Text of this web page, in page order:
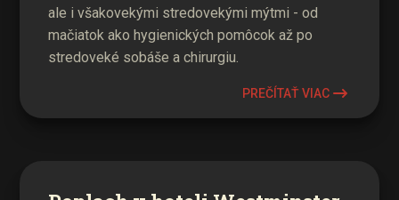
ale i všakovekými stredovekými mýtmi - od
mačiatok ako hygienických pomôcok až po
stredoveké sobáše a chirurgiu.
PREČÍTAŤ VIAC